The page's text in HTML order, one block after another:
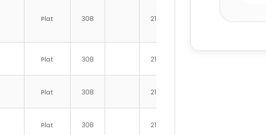
Plat 308 210
Plat 308 210
Plat 308 210
Plat 308 210